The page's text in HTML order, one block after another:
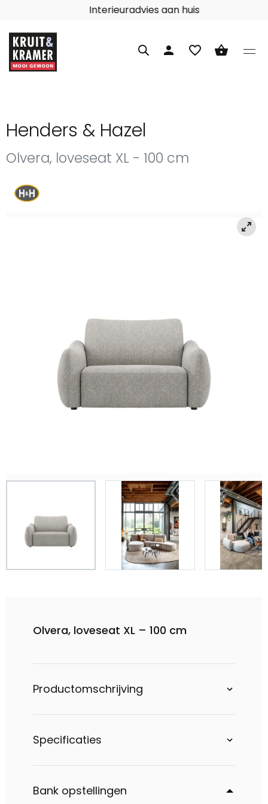
Interieuradvies aan huis
person favorite_border shopping_basket
Henders & Hazel
Olvera, loveseat XL - 100 cm
Olvera, loveseat XL – 100 cm
Productomschrijving
Specificaties
Bank opstellingen